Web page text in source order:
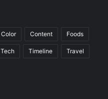
Color Content Foods
Tech Timeline Travel